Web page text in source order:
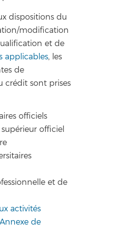
dispositions du
modification
et de
applicables, les
de
crédit sont prises
officiels
officiel
et de
activités
de